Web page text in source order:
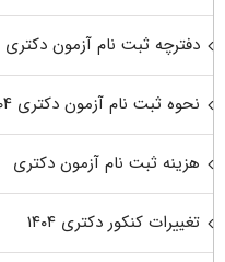
دفترچه ثبت نام آزمون دکتری ۱۴۰۴
نحوه ثبت نام آزمون دکتری ۱۴۰۴
هزینه ثبت نام آزمون دکتری
تغییرات کنکور دکتری ۱۴۰۴